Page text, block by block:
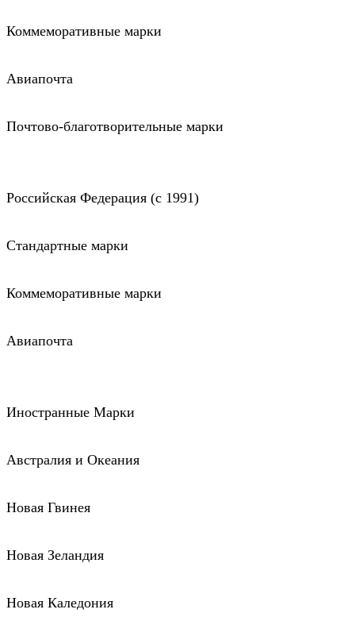
Коммеморативные марки
Авиапочта
Почтово-благотворительные марки
Российская Федерация (c 1991)
Стандартные марки
Коммеморативные марки
Авиапочта
Иностранные Марки
Австралия и Океания
Новая Гвинея
Новая Зеландия
Новая Каледония